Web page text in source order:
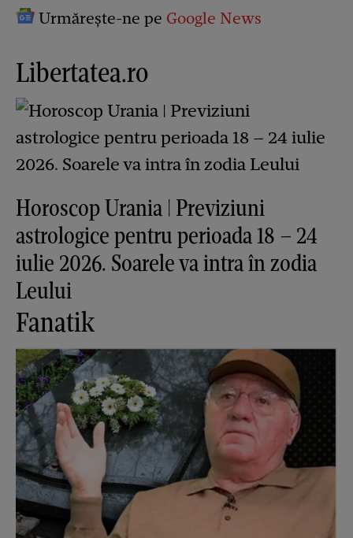
Urmărește-ne pe Google News
Libertatea.ro
Horoscop Urania | Previziuni
astrologice pentru perioada 18 – 24
iulie 2026. Soarele va intra în zodia
Leului
Fanatik